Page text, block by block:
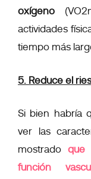
oxígeno
actividades
tiempo más
5. Reduce el
Si bien habría
ver las
mostrado que
función